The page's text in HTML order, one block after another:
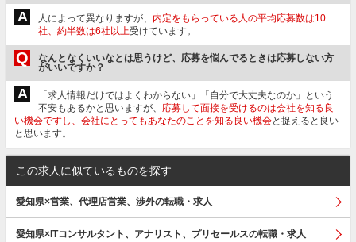
A 人によって異なりますが、 内定をもらっている人の平均応募数は10
社、約半数は6社以上受けています。
Q
なんとなくいいなとは思うけど、応募を悩んでるときは応募しない方
がいいですか？
A
「求人情報だけではよくわからない」「自分で大丈夫なのか」という
不安もあるかと思いますが、 応募して面接を受けるのは会社を知る良
い機会ですし、会社にとってもあなたのことを知る良い機会と捉えると良い
と思います。
この求人に似ているものを探す
愛知県×営業、代理店営業、渉外の転職・求人
愛知県×ITコンサルタント、アナリスト、プリセールスの転職・求人